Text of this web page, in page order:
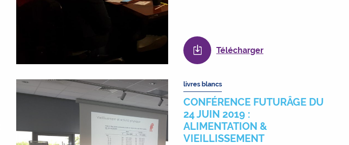
Télécharger
livres blancs
CONFÉRENCE FUTURÂGE DU
24 JUIN 2019 :
ALIMENTATION &
VIEILLISSEMENT